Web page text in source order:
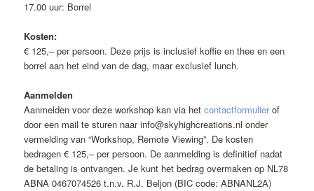
17.00 uur: Borrel
Kosten:
€ 125,– per persoon. Deze prijs is inclusief koffie en thee en een
borrel aan het eind van de dag, maar exclusief lunch.
Aanmelden
Aanmelden voor deze workshop kan via hetcontactformulierof
door een mail te sturen naar info@skyhighcreations.nl onder
vermelding van “Workshop, Remote Viewing”. De kosten
bedragen € 125,– per persoon. De aanmelding is definitief nadat
de betaling is ontvangen. Je kunt het bedrag overmaken op NL78
ABNA 0467074526 t.n.v. R.J. Beljon (BIC code: ABNANL2A)